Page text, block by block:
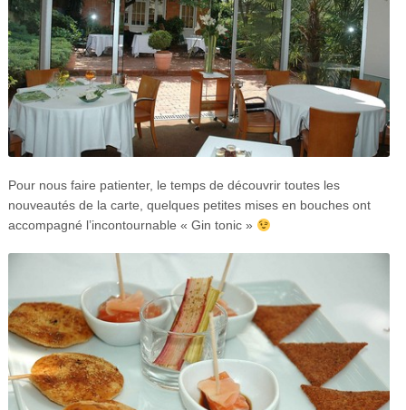
Pour nous faire patienter, le temps de découvrir toutes les
nouveautés de la carte, quelques petites mises en bouches ont
accompagné l’incontournable « Gin tonic »